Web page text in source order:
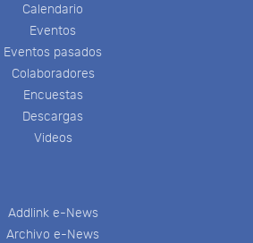
Calendario
Eventos
Eventos pasados
Colaboradores
Encuestas
Descargas
Videos
Addlink e-News
Archivo e-News